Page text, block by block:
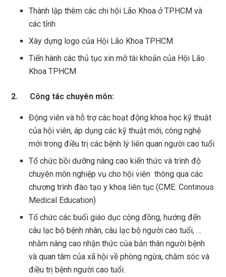
Thành lập thêm các chi hội Lão Khoa ở TPHCM và
các tỉnh
Xây dựng logo của Hội Lão Khoa TPHCM
Tiến hành các thủ tục xin mở tài khoản của Hội Lão
Khoa TPHCM
2. Công tác chuyên môn:
Động viên và hỗ trợ các hoạt động khoa học kỹ thuật
của hội viên, áp dụng các kỹ thuật mới, công nghệ
mới trong điều trị các bệnh lý liên quan người cao tuổi
Tổ chức bồi dưỡng nâng cao kiến thức và trình độ
chuyên môn nghiệp vụ cho hội viên thông qua các
chương trình đào tạo y khoa liên tục (CME: Continous
Medical Education)
Tổ chức các buổi giáo dục cộng đồng, hướng đến
câu lạc bộ bệnh nhân, câu lạc bộ người cao tuổi, …
nhằm nâng cao nhận thức của bản thân người bệnh
và quan tâm của xã hội về phòng ngừa, chăm sóc và
điều trị bệnh người cao tuổi.